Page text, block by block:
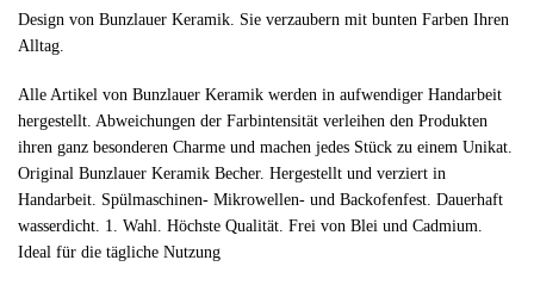
Design von Bunzlauer Keramik. Sie verzaubern mit bunten Farben Ihren
Alltag.
Alle Artikel von Bunzlauer Keramik werden in aufwendiger Handarbeit
hergestellt. Abweichungen der Farbintensität verleihen den Produkten
ihren ganz besonderen Charme und machen jedes Stück zu einem Unikat.
Original Bunzlauer Keramik Becher. Hergestellt und verziert in
Handarbeit. Spülmaschinen- Mikrowellen- und Backofenfest. Dauerhaft
wasserdicht. 1. Wahl. Höchste Qualität. Frei von Blei und Cadmium.
Ideal für die tägliche Nutzung